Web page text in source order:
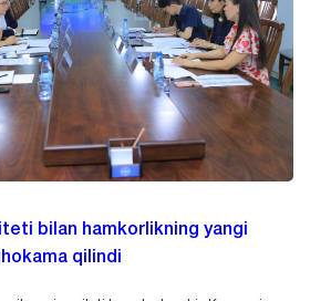
bilan hamkorlikning yangi
qilindi